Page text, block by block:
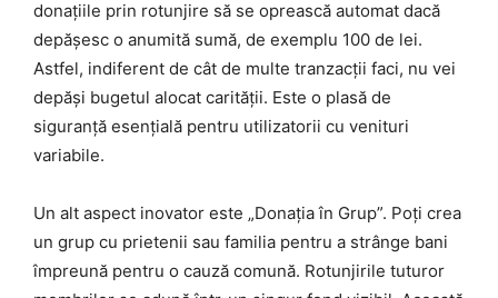
donațiile prin rotunjire să se oprească automat dacă
depășesc o anumită sumă, de exemplu 100 de lei.
Astfel, indiferent de cât de multe tranzacții faci, nu vei
depăși bugetul alocat carității. Este o plasă de
siguranță esențială pentru utilizatorii cu venituri
variabile.
Un alt aspect inovator este „Donația în Grup”. Poți crea
un grup cu prietenii sau familia pentru a strânge bani
împreună pentru o cauză comună. Rotunjirile tuturor